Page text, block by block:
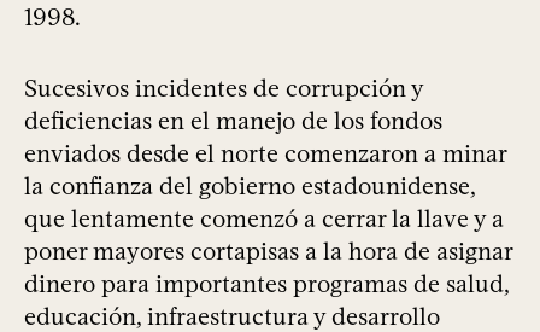
1998.
Sucesivos incidentes de corrupción y
deficiencias en el manejo de los fondos
enviados desde el norte comenzaron a minar
la confianza del gobierno estadounidense,
que lentamente comenzó a cerrar la llave y a
poner mayores cortapisas a la hora de asignar
dinero para importantes programas de salud,
educación, infraestructura y desarrollo